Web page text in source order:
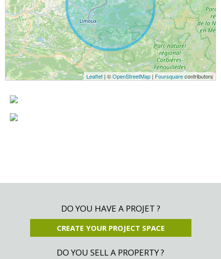
Leaflet | ©OpenStreetMap | Foursquarecontributors
DO YOU HAVE A PROJET ?
CREATE YOUR PROJECT SPACE
DO YOU SELL A PROPERTY ?